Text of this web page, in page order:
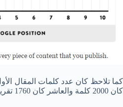
كان 2000 كلمة والعاشر كان 1760 تقريبًا.